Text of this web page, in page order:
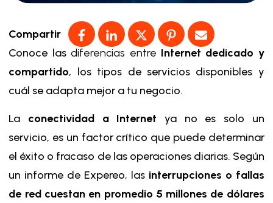
Compartir
Conoce lasdiferencias entre Internet dedicado y
compartido, los tipos de servicios disponibles y
cuál se adapta mejor a tu negocio.
La conectividad a Internet ya no es solo un
servicio, es un factor crítico que puede determinar
el éxito o fracaso de las operaciones diarias. Según
un informe de Expereo, las interrupciones o fallas
de red cuestan en promedio 5 millones de dólares